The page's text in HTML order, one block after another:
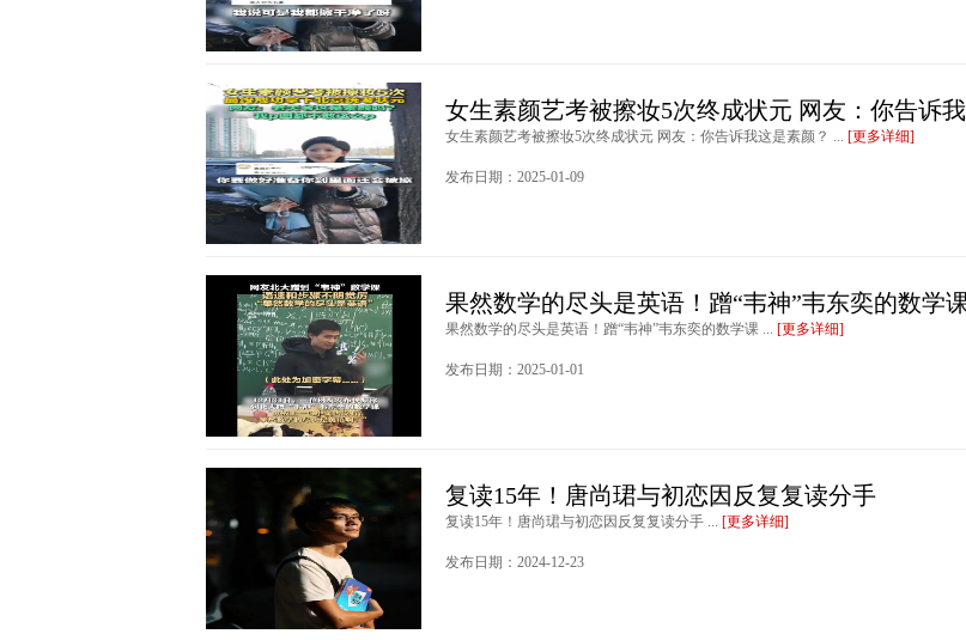
女生素颜艺考被擦妆5次终成状元 网友：你告诉
女生素颜艺考被擦妆5次终成状元 网友：你告诉我这是素颜？ ... [更多详细]
发布日期：2025-01-09
果然数学的尽头是英语！蹭“韦神”韦东奕的数学
果然数学的尽头是英语！蹭“韦神”韦东奕的数学课 ... [更多详细]
发布日期：2025-01-01
复读15年！唐尚珺与初恋因反复复读分手
复读15年！唐尚珺与初恋因反复复读分手 ... [更多详细]
发布日期：2024-12-23